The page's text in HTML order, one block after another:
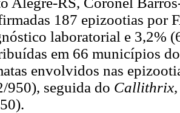
187 epizootias por
laboratorial e 3,2%
em 66 municípios
envolvidos nas
950), seguida do